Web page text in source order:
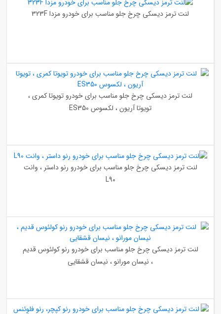
لنت ترمز دیسکی چرخ جلو مناسب برای خودرو مزدا 323F
لنت ترمز دیسکی چرخ جلو مناسب برای خودرو تویوتا کمری ،
تویوتا آریون ، لکسوس ES350
لنت ترمز دیسکی چرخ جلو مناسب برای خودرو رنو داستر ، وانت
L90
لنت ترمز دیسکی چرخ جلو مناسب برای خودرو رنو کولئوس قدیم
، نیسان مورانو ، نیسان قشقایی